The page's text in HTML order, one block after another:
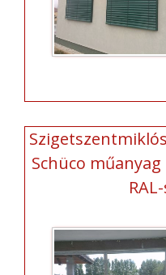
Schüco